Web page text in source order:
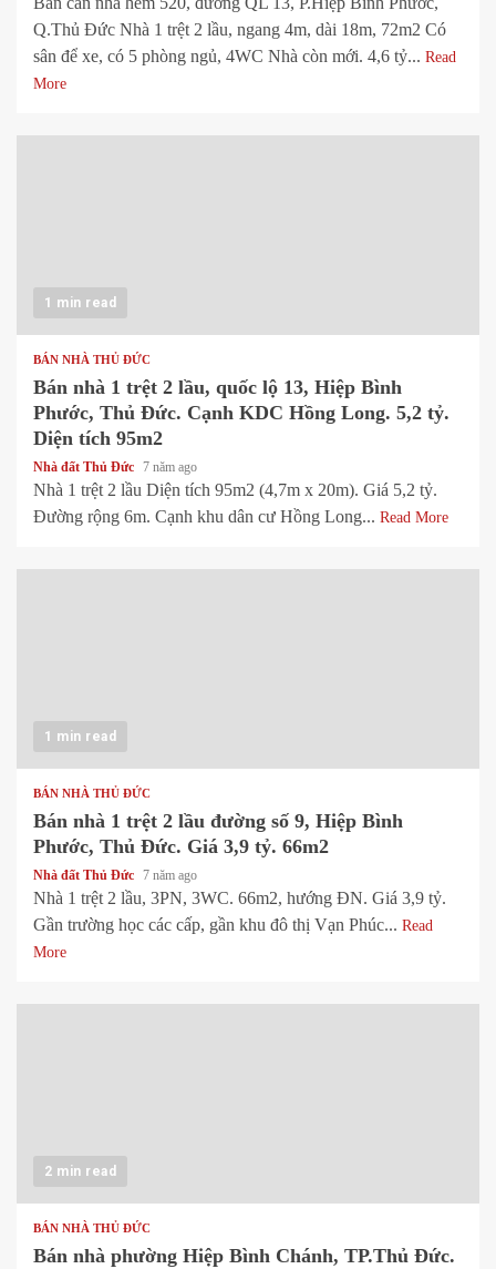
Q.Thủ Đức Nhà 1 trệt 2 lầu, ngang 4m, dài 18m, 72m2 Có
sân để xe, có 5 phòng ngủ, 4WC Nhà còn mới. 4,6 tỷ... Read
More
1 min read
BÁN NHÀ THỦ ĐỨC
Bán nhà 1 trệt 2 lầu, quốc lộ 13, Hiệp Bình
Phước, Thủ Đức. Cạnh KDC Hồng Long. 5,2 tỷ.
Diện tích 95m2
Nhà đất Thủ Đức 7 năm ago
Nhà 1 trệt 2 lầu Diện tích 95m2 (4,7m x 20m). Giá 5,2 tỷ.
Đường rộng 6m. Cạnh khu dân cư Hồng Long... Read More
1 min read
BÁN NHÀ THỦ ĐỨC
Bán nhà 1 trệt 2 lầu đường số 9, Hiệp Bình
Phước, Thủ Đức. Giá 3,9 tỷ. 66m2
Nhà đất Thủ Đức 7 năm ago
Nhà 1 trệt 2 lầu, 3PN, 3WC. 66m2, hướng ĐN. Giá 3,9 tỷ.
Gần trường học các cấp, gần khu đô thị Vạn Phúc... Read
More
2 min read
BÁN NHÀ THỦ ĐỨC
Bán nhà phường Hiệp Bình Chánh, TP.Thủ Đức.